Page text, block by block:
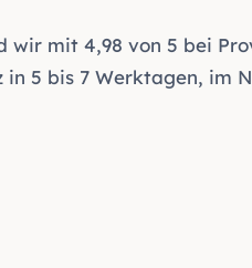
mit 4,98 von 5 bei
in 5 bis 7 Werktagen, im